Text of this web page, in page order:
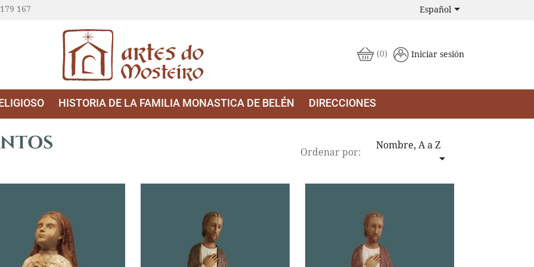
167 Español
Iniciar sesión
(0)
HISTORIA DE LA FAMILIA MONASTICA DE BELÉN DIRECCIONES
Ordenar por:
Nombre, A a Z
